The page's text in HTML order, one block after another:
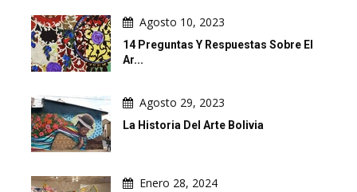
Agosto 10, 2023
14 Preguntas Y Respuestas Sobre El
Ar...
Agosto 29, 2023
La Historia Del Arte Bolivia
Enero 28, 2024